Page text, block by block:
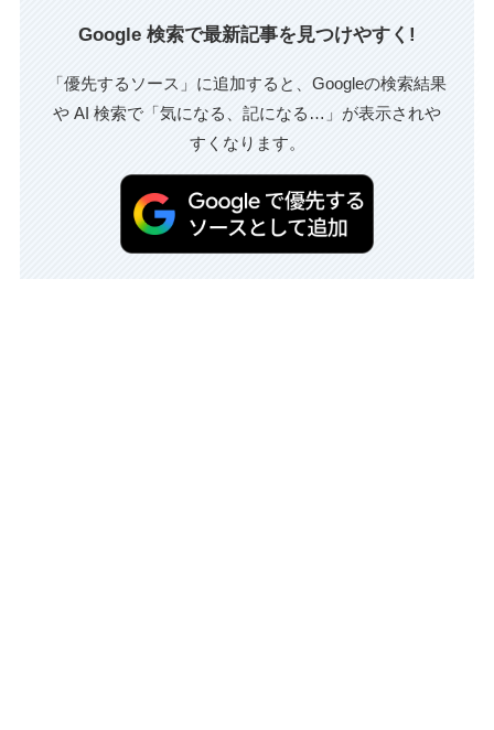
Google 検索で最新記事を見つけやすく!
「優先するソース」に追加すると、Googleの検索結果
や AI 検索で「気になる、記になる…」が表示されや
すくなります。